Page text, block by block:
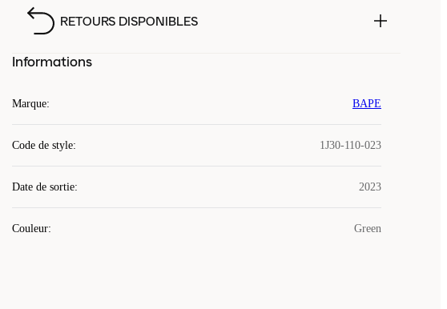
RETOURS DISPONIBLES
Informations
Marque: BAPE
Code de style: 1J30-110-023
Date de sortie: 2023
Couleur: Green